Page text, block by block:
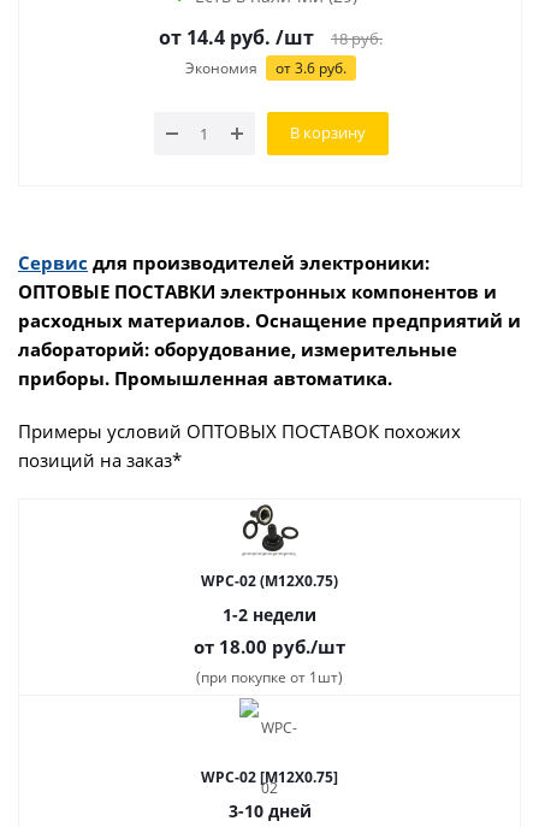
от 14.4 руб. /шт 18руб.
Экономия от 3.6 руб.
В корзину
Сервис для производителей электроники:
ОПТОВЫЕ ПОСТАВКИ электронных компонентов и
расходных материалов. Оснащение предприятий и
лабораторий: оборудование, измерительные
приборы. Промышленная автоматика.
Примеры условий ОПТОВЫХ ПОСТАВОК похожих
позиций на заказ*
WPC-02 (M12X0.75)
1-2 недели
от 18.00 руб./шт
(при покупке от 1шт)
WPC-02 [M12X0.75]
3-10 дней